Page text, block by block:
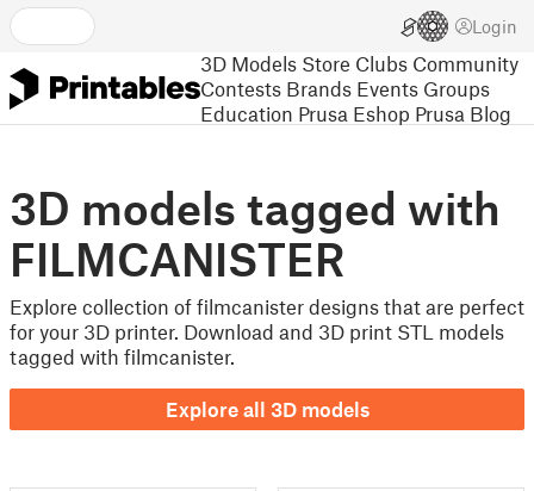
Login
3D Models Store Clubs Community
Contests Brands Events Groups
Education Prusa Eshop Prusa Blog
3D models tagged with
FILMCANISTER
Explore collection of filmcanister designs that are perfect
for your 3D printer. Download and 3D print STL models
tagged with filmcanister.
Explore all 3D models